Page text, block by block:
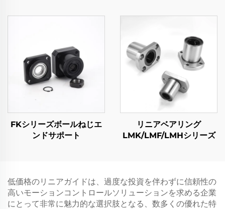
FKシリーズボールねじエ
ンドサポート
リニアベアリング
LMK/LMF/LMHシリーズ
低価格のリニアガイドは、過度な投資を伴わずに信頼性の
高いモーションコントロールソリューションを求める企業
にとって非常に魅力的な選択肢となる、数多くの優れた特